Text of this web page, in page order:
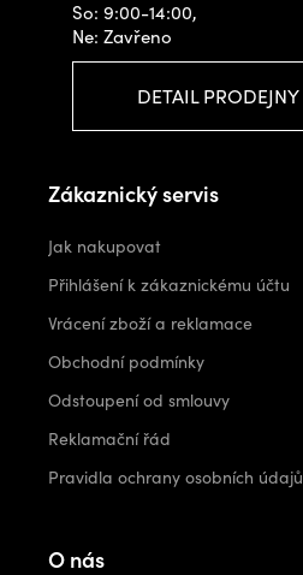
So: 9:00-14:00,
Ne: Zavřeno
DETAIL PRODEJNY
Zákaznický servis
Jak nakupovat
Přihlášení k zákaznickému účtu
Vrácení zboží a reklamace
Obchodní podmínky
Odstoupení od smlouvy
Reklamační řád
Pravidla ochrany osobních údajů
O nás